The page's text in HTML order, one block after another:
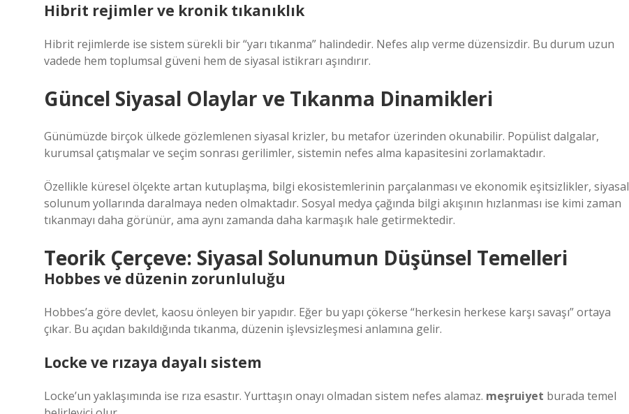
Hibrit rejimler ve kronik tıkanıklık
Hibrit rejimlerde ise sistem sürekli bir “yarı tıkanma” halindedir. Nefes alıp verme düzensizdir. Bu durum uzun
vadede hem toplumsal güveni hem de siyasal istikrarı aşındırır.
Güncel Siyasal Olaylar ve Tıkanma Dinamikleri
Günümüzde birçok ülkede gözlemlenen siyasal krizler, bu metafor üzerinden okunabilir. Popülist dalgalar,
kurumsal çatışmalar ve seçim sonrası gerilimler, sistemin nefes alma kapasitesini zorlamaktadır.
Özellikle küresel ölçekte artan kutuplaşma, bilgi ekosistemlerinin parçalanması ve ekonomik eşitsizlikler, siyasal
solunum yollarında daralmaya neden olmaktadır. Sosyal medya çağında bilgi akışının hızlanması ise kimi zaman
tıkanmayı daha görünür, ama aynı zamanda daha karmaşık hale getirmektedir.
Teorik Çerçeve: Siyasal Solunumun Düşünsel Temelleri
Hobbes ve düzenin zorunluluğu
Hobbes’a göre devlet, kaosu önleyen bir yapıdır. Eğer bu yapı çökerse “herkesin herkese karşı savaşı” ortaya
çıkar. Bu açıdan bakıldığında tıkanma, düzenin işlevsizleşmesi anlamına gelir.
Locke ve rızaya dayalı sistem
Locke’un yaklaşımında ise rıza esastır. Yurttaşın onayı olmadan sistem nefes alamaz. meşruiyet burada temel